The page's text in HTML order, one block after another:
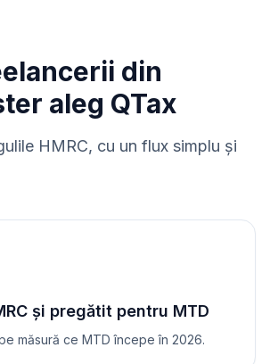
din
aleg QTax
HMRC, cu un flux simplu și
și pregătit pentru MTD
măsură ce MTD începe în 2026.